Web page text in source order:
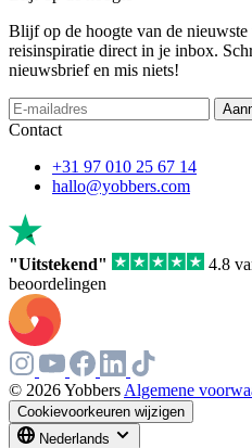
Blijf op de hoogte van de nieuwste
reisinspiratie direct in je inbox.
nieuwsbrief en mis niets!
Contact
+31 97 010 25 67 14
hallo@yobbers.com
"Uitstekend"
4.8
beoordelingen
© 2026 Yobbers Algemene
Cookievoorkeuren wijzigen
Nederlands